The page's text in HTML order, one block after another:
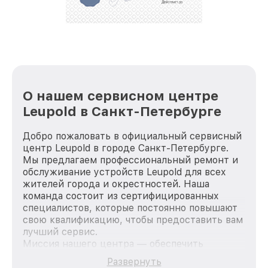
стараемся каждый день делать наш сервис еще
О нашем сервисном центре
Leupold в Санкт-Петербурге
Добро пожаловать в официальный сервисный
центр Leupold в городе Санкт-Петербурге.
Мы предлагаем профессиональный ремонт и
обслуживание устройств Leupold для всех
жителей города и окрестностей. Наша
команда состоит из сертифицированных
специалистов, которые постоянно повышают
свою квалификацию, чтобы предоставить вам
лучший сервис.
Миссия нашего центра — обеспечить
качественный и доступный ремонт для
Развернуть